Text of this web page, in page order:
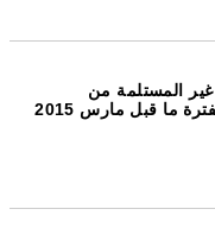
غير المستلمة من
المساهمين في الشركات المساهمة العامة لفترة ما قبل مارس 2015